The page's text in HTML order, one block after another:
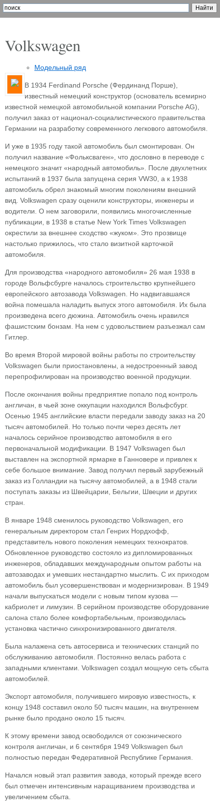
Volkswagen
Модельный ряд
В 1934 Ferdinand Porsche (Фердинанд Порше),
известный немецкий конструктор (основатель всемирно
известной немецкой автомобильной компании Porsche AG),
получил заказ от национал-социалистического правительства
Германии на разработку современного легкового автомобиля.
И уже в 1935 году такой автомобиль был смонтирован. Он
получил название «Фольксваген», что дословно в переводе с
немецкого значит «народный автомобиль». После двухлетних
испытаний в 1937 была запущена серия VW30, а к 1938
автомобиль обрел знакомый многим поколениям внешний
вид. Volkswagen сразу оценили конструкторы, инженеры и
водители. О нем заговорили, появились многочисленные
публикации, в 1938 в статье New York Times Volkswagen
окрестили за внешнее сходство «жуком». Это прозвище
настолько прижилось, что стало визитной карточкой
автомобиля.
Для производства «народного автомобиля» 26 мая 1938 в
городе Вольфсбурге началось строительство крупнейшего
европейского автозавода Volkswagen. Но надвигавшаяся
война помешала наладить выпуск этого автомобиля. Их была
произведена всего дюжина. Автомобиль очень нравился
фашистским бонзам. На нем с удовольствием разъезжал сам
Гитлер.
Во время Второй мировой войны работы по строительству
Volkswagen были приостановлены, а недостроенный завод
перепрофилирован на производство военной продукции.
После окончания войны предприятие попало под контроль
англичан, в чьей зоне оккупации находился Вольфсбург.
Осенью 1945 английские власти передали заводу заказ на 20
тысяч автомобилей. Но только почти через десять лет
началось серийное производство автомобиля в его
первоначальной модификации. В 1947 Volkswagen был
выставлен на экспортной ярмарке в Ганновере и привлек к
себе большое внимание. Завод получил первый зарубежный
заказ из Голландии на тысячу автомобилей, а в 1948 стали
поступать заказы из Швейцарии, Бельгии, Швеции и других
стран.
В январе 1948 сменилось руководство Volkswagen, его
генеральным директором стал Генрих Нордхофф,
представитель нового поколения немецких технократов.
Обновленное руководство состояло из дипломированных
инженеров, обладавших международным опытом работы на
автозаводах и умевших нестандартно мыслить. С их приходом
автомобиль был усовершенствован и модернизирован. В 1949
начали выпускаться модели с новым типом кузова —
кабриолет и лимузин. В серийном производстве оборудование
салона стало более комфортабельным, производилась
установка частично синхронизированного двигателя.
Была налажена сеть автосервиса и технических станций по
обслуживанию автомобиля. Постоянно велась работа с
западными клиентами. Volkswagen создал мощную сеть сбыта
автомобилей.
Экспорт автомобиля, получившего мировую известность, к
концу 1948 составил около 50 тысяч машин, на внутреннем
рынке было продано около 15 тысяч.
К этому времени завод освободился от союзнического
контроля англичан, и 6 сентября 1949 Volkswagen был
полностью передан Федеративной Республике Германия.
Начался новый этап развития завода, который прежде всего
был отмечен интенсивным наращиванием производства и
увеличением сбыта.